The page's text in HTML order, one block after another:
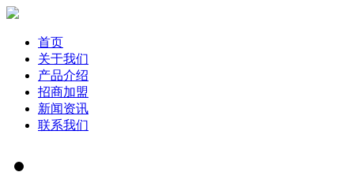
首页
关于我们
产品介绍
招商加盟
新闻资讯
联系我们